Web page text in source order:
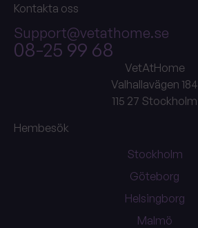
Kontakta oss
Support@vetathome.se
08-25 99 68
VetAtHome
Valhallavägen 184
115 27 Stockholm
Hembesök
Stockholm
Göteborg
Helsingborg
Malmö